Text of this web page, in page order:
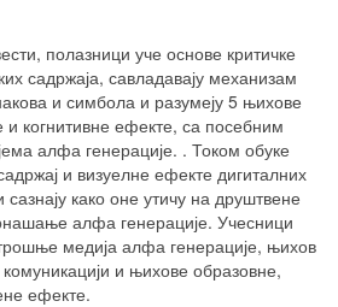
полазници уче основе критичке
садржаја, савладавају механизам
и симбола и разумеју 5 њихове
когнитивне ефекте, са посебним
алфа генерације. . Током обуке
и визуелне ефекте дигиталних
како оне утичу на друштвене
алфа генерације. Учесници
медија алфа генерације, њихов
и њихове образовне,
ефекте.